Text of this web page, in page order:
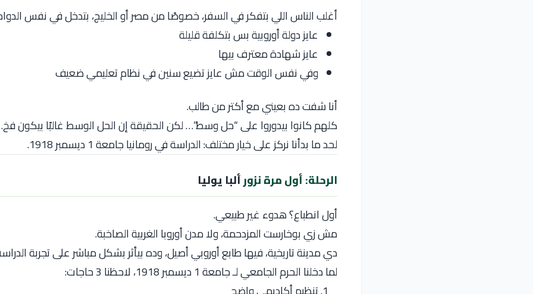
أغلب الناس اللي بتفكر في السفر، خصوصًا من مصر أو الخليج، بتدخل في نفس
عايز دولة أوروبية بس بتكلفة قليلة
عايز شهادة معترف بيها
وفي نفس الوقت مش عايز تضيع سنين في نظام تعليمي ضعيف
أنا شفت ده بعيني مع أكتر من طالب.
كلهم كانوا بيدوروا على “حل وسط”… لكن الحقيقة إن الحل الوسط غالبًا بيكون فخ.
لحد ما بدأنا نركز على خيار مختلف: الدراسة في رومانيا جامعة 1 ديسمبر 1918.
الرحلة: أول مرة نزورألبا يوليا
أول انطباع؟ هدوء غير طبيعي.
مش زيبوخارستالمزدحمة، ولا مدن أوروبا الغربية الصاخبة.
دي مدينة تاريخية، فيها طابع أوروبي أصيل، وده بيأثر بشكل مباشر على تجربة
لما دخلنا الحرم الجامعي لـجامعة 1 ديسمبر 1918
، لاحظنا 3 حاجات: